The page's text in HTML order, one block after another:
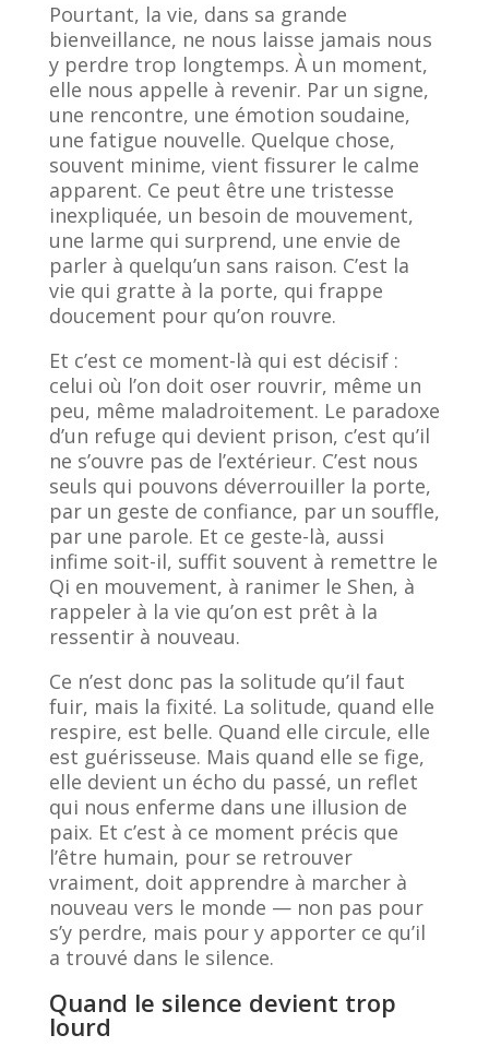
Pourtant, la vie, dans sa grande
bienveillance, ne nous laisse jamais nous
y perdre trop longtemps. À un moment,
elle nous appelle à revenir. Par un signe,
une rencontre, une émotion soudaine,
une fatigue nouvelle. Quelque chose,
souvent minime, vient fissurer le calme
apparent. Ce peut être une tristesse
inexpliquée, un besoin de mouvement,
une larme qui surprend, une envie de
parler à quelqu’un sans raison. C’est la
vie qui gratte à la porte, qui frappe
doucement pour qu’on rouvre.
Et c’est ce moment-là qui est décisif :
celui où l’on doit oser rouvrir, même un
peu, même maladroitement. Le paradoxe
d’un refuge qui devient prison, c’est qu’il
ne s’ouvre pas de l’extérieur. C’est nous
seuls qui pouvons déverrouiller la porte,
par un geste de confiance, par un souffle,
par une parole. Et ce geste-là, aussi
infime soit-il, suffit souvent à remettre le
Qi en mouvement, à ranimer le Shen, à
rappeler à la vie qu’on est prêt à la
ressentir à nouveau.
Ce n’est donc pas la solitude qu’il faut
fuir, mais la fixité. La solitude, quand elle
respire, est belle. Quand elle circule, elle
est guérisseuse. Mais quand elle se fige,
elle devient un écho du passé, un reflet
qui nous enferme dans une illusion de
paix. Et c’est à ce moment précis que
l’être humain, pour se retrouver
vraiment, doit apprendre à marcher à
nouveau vers le monde — non pas pour
s’y perdre, mais pour y apporter ce qu’il
a trouvé dans le silence.
Quand le silence devient trop
lourd